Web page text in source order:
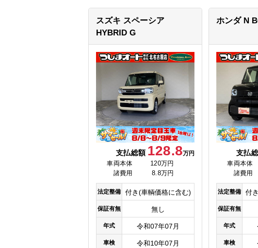
スズキ スペーシア
HYBRID G
支払総額 128.8万円
車両本体
120万円
諸費用
8.8万円
法定整備 付き(車輌価格に含む)
保証有無 無し
年式 令和07年07月
車検 令和10年07月
ホンダ N
支払
車両本体
諸費用
法定整備 付
保証有無
年式
車検